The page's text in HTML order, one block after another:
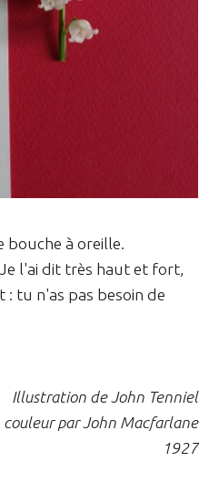
à oreille.
l'ai dit très haut et fort,
: tu n'as pas besoin de
Illustration de John Tenniel
couleur par John Macfarlane
1927